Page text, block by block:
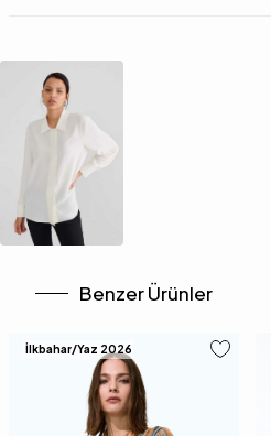
Benzer Ürünler
İlkbahar/Yaz 2026